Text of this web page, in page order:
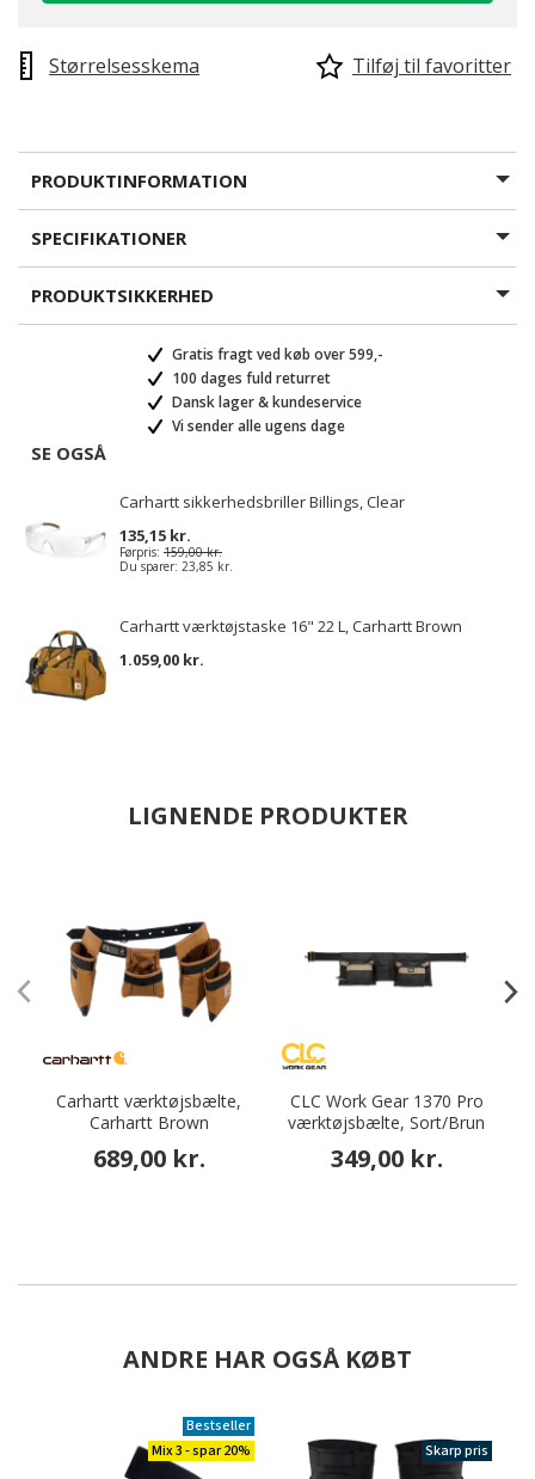
Størrelsesskema Tilføj til favoritter
PRODUKTINFORMATION
SPECIFIKATIONER
PRODUKTSIKKERHED
Gratis fragt ved køb over 599,-
100 dages fuld returret
Dansk lager & kundeservice
Vi sender alle ugens dage
SE OGSÅ
Carhartt sikkerhedsbriller Billings, Clear
135,15 kr.
Førpris: 159,00 kr.
Du sparer: 23,85 kr.
Carhartt værktøjstaske 16" 22 L, Carhartt Brown
1.059,00 kr.
LIGNENDE PRODUKTER
Carhartt værktøjsbælte,
Carhartt Brown
689,00 kr.
CLC Work Gear 1370 Pro
værktøjsbælte, Sort/Brun
349,00 kr.
ANDRE HAR OGSÅ KØBT
Bestseller
Mix 3 - spar 20%
Skarp pris